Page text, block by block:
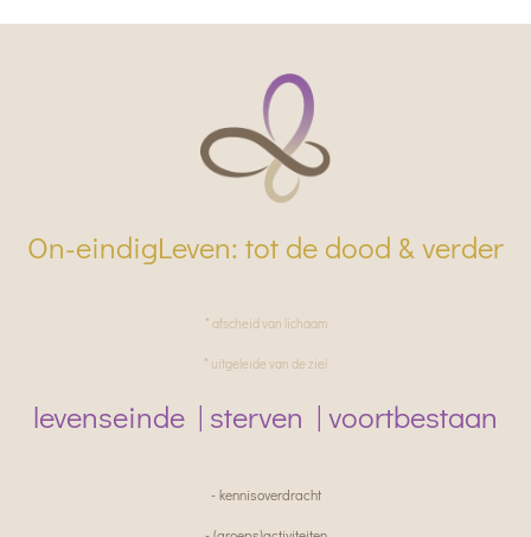
On-eindigLeven: tot de dood & verder
* afscheid van lichaam
* uitgeleide van de ziel
levenseinde | sterven | voortbestaan
- kennisoverdracht